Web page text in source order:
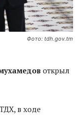
Фото: tdh.gov.tm
открыл
в ходе